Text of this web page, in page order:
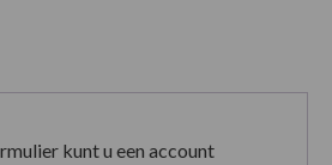
kunt u een account